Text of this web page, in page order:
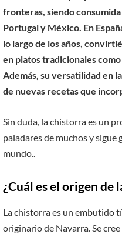
fronteras, siendo
Portugal y México. En
lo largo de los años,
en platos tradicionales
Además, su versatilidad en
de nuevas recetas que
Sin duda, la chistorra es un
paladares de muchos y
mundo..
¿Cuál es el origen de
La chistorra es un embutido
originario de Navarra. Se